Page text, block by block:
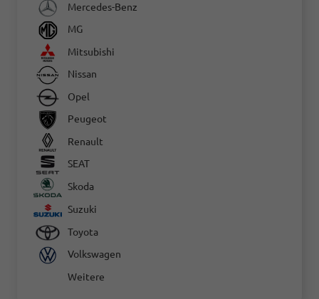
Mercedes-Benz
MG
Mitsubishi
Nissan
Opel
Peugeot
Renault
SEAT
Skoda
Suzuki
Toyota
Volkswagen
Weitere